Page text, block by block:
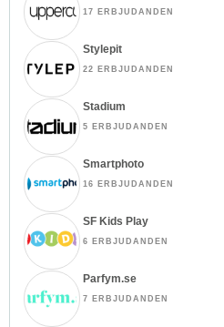
17 ERBJUDANDEN
Stylepit
22 ERBJUDANDEN
Stadium
5 ERBJUDANDEN
Smartphoto
16 ERBJUDANDEN
SF Kids Play
6 ERBJUDANDEN
Parfym.se
7 ERBJUDANDEN